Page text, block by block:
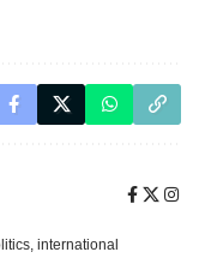
international